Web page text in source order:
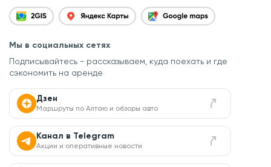
Мы в социальных сетях
Подписывайтесь - рассказываем, куда поехать и где
сэкономить на аренде
Дзен
Маршруты по Алтаю и обзоры авто
Канал в Telegram
Акции и оперативные новости